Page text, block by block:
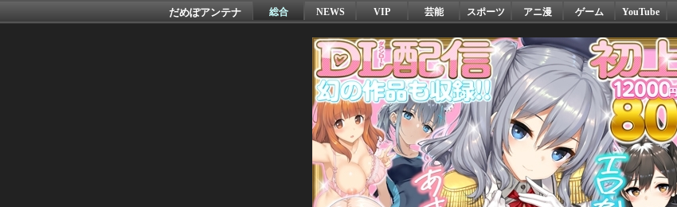
だめぽアンテナ 総合 NEWS VIP 芸能 スポーツ アニ漫 ゲーム YouTube